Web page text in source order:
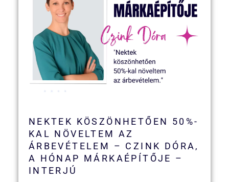
NEKTEK KÖSZÖNHETŐEN 50%-
KAL NÖVELTEM AZ
ÁRBEVÉTELEM – CZINK DÓRA,
A HÓNAP MÁRKAÉPÍTŐJE –
INTERJÚ